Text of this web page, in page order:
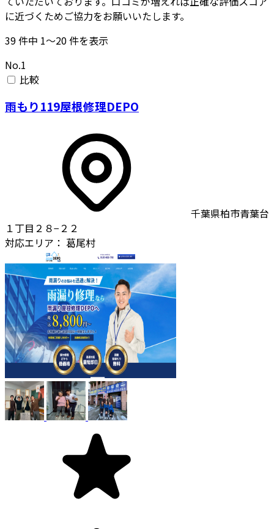
に近づくためご協力をお願いいたします。
39件中 1〜20件を表示
No.1
比較
雨もり119屋根修理DEPO
千葉県柏市青葉台
１丁目２８−２２
対応エリア： 葛尾村